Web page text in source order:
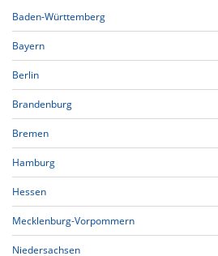
Baden-Württemberg
Bayern
Berlin
Brandenburg
Bremen
Hamburg
Hessen
Mecklenburg-Vorpommern
Niedersachsen